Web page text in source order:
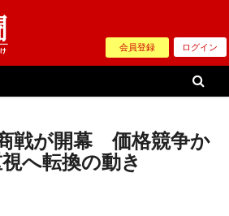
会員登録 ログイン
戦が開幕 価格競争か
へ転換の動き